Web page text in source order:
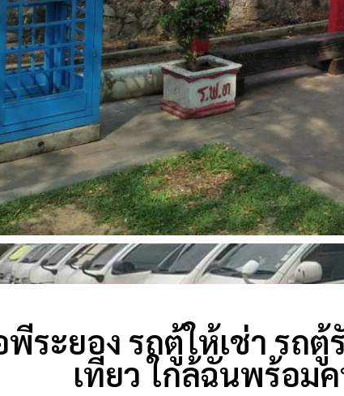
พีระยอง รถตู้ให้เช่า รถ
เที่ยว ใกล้ฉันพร้อม